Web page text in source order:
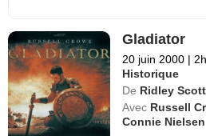
Gladiator
20 juin 2000 |
Historique
De Ridley Scott
Avec Russell
Connie Nielsen